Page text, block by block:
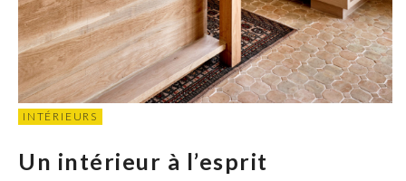
INTÉRIEURS
Un intérieur à l’esprit